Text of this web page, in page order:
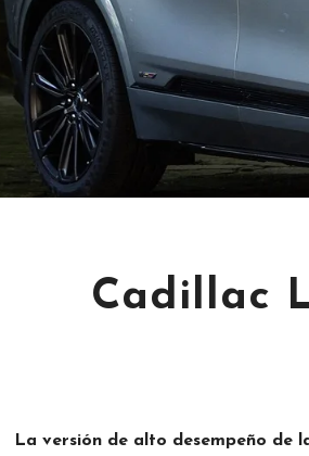
Cadillac
La versión de alto desempeño de